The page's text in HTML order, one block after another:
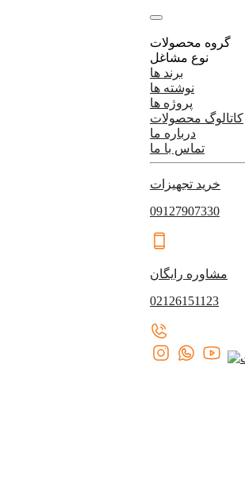
گروه محصولات
نوع مشاغل
برند ها
نوشته ها
پروژه ها
کاتالوگ محصولات
درباره ما
تماس با ما
خرید تجهیزات
09127907330
مشاوره رایگان
02126151123